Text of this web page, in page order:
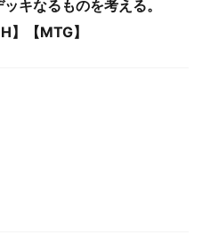
キなるものを考える。
】【MTG】